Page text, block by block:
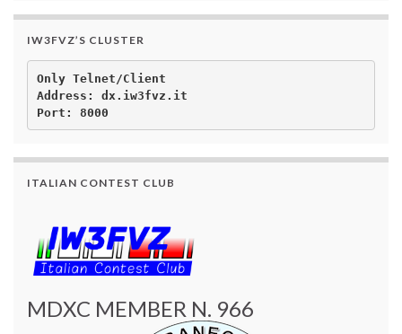
IW3FVZ’S CLUSTER
Only Telnet/Client
Address: dx.iw3fvz.it
ITALIAN CONTEST CLUB
MDXC MEMBER N. 966